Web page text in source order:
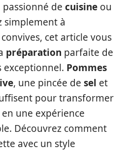
passionné de cuisine ou
simplement à
cet article vous
préparation parfaite de
exceptionnel. Pommes
, une pincée de sel et
pour transformer
une expérience
Découvrez comment
avec un style